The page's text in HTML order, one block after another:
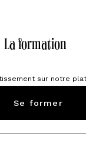
La formation
sur notre
Se former